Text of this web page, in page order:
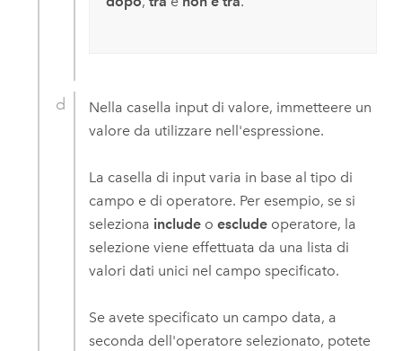
Nella casella input di valore, immetteere un
valore da utilizzare nell'espressione.
La casella di input varia in base al tipo di
campo e di operatore. Per esempio, se si
seleziona include oesclude operatore, la
selezione viene effettuata da una lista di
valori dati unici nel campo specificato.
Se avete specificato un campo data, a
seconda dell'operatore selezionato, potete